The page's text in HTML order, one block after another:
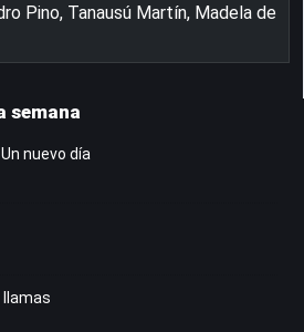
Pino, Tanausú Martín, Madela de
semana
nuevo día
llamas